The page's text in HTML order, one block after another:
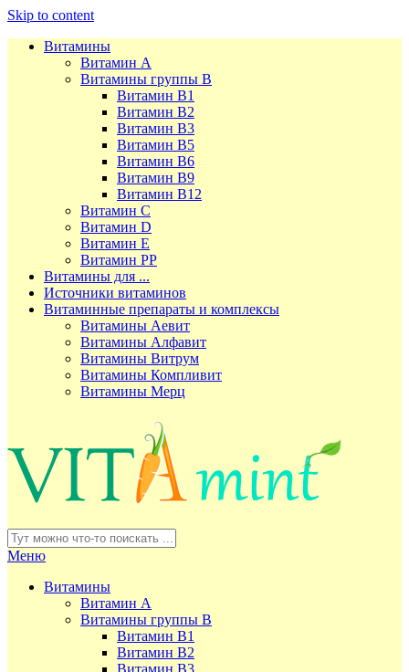
Skip to content
Витамины
Витамин А
Витамины группы В
Витамин В1
Витамин В2
Витамин В3
Витамин В5
Витамин В6
Витамин В9
Витамин В12
Витамин С
Витамин D
Витамин Е
Витамин РР
Витамины для ...
Источники витаминов
Витаминные препараты и комплексы
Витамины Аевит
Витамины Алфавит
Витамины Витрум
Витамины Компливит
Витамины Мерц
Меню
Витамины
Витамин А
Витамины группы В
Витамин В1
Витамин В2
Витамин В3